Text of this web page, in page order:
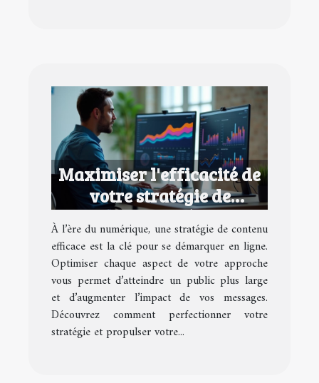
Maximiser l'efficacité de
votre stratégie de
contenu numérique
À l’ère du numérique, une stratégie de contenu
efficace est la clé pour se démarquer en ligne.
Optimiser chaque aspect de votre approche
vous permet d’atteindre un public plus large
et d’augmenter l’impact de vos messages.
Découvrez comment perfectionner votre
stratégie et propulser votre...